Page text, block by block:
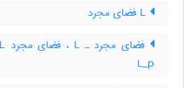
L‌_‌p